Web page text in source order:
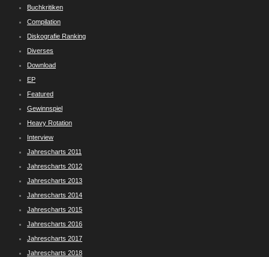
Buchkritiken
Compilation
Diskografie Ranking
Diverses
Download
EP
Featured
Gewinnspiel
Heavy Rotation
Interview
Jahrescharts 2011
Jahrescharts 2012
Jahrescharts 2013
Jahrescharts 2014
Jahrescharts 2015
Jahrescharts 2016
Jahrescharts 2017
Jahrescharts 2018